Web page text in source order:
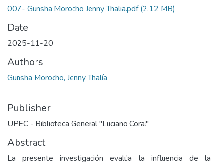
007- Gunsha Morocho Jenny Thalia.pdf(2.12 MB)
Date
2025-11-20
Authors
Gunsha Morocho, Jenny Thalía
Publisher
UPEC - Biblioteca General "Luciano Coral"
Abstract
La presente investigación evalúa la influencia de la